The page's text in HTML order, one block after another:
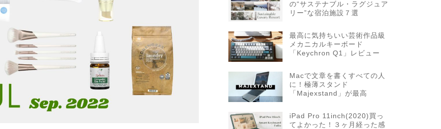
の“サステナブル・ラグジュア
リー”な宿泊施設７選
最高に気持ちいい芸術作品級
メカニカルキーボード
「Keychron Q1」レビュー
Macで文章を書くすべての人
に！極薄スタンド
「Majexstand」が最高
iPad Pro 11inch(2020)買っ
てよかった！３ヶ月経った感